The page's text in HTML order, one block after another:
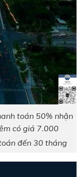
toán 50% nhận
có giá 7.000
đến 30 tháng